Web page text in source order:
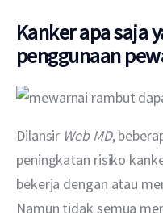
Kanker apa saja
penggunaan
Dilansir Web MD,
peningkatan risiko
bekerja dengan atau
Namun tidak semua